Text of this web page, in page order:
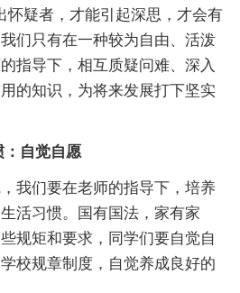
怀疑者，才能引起深思，才会有
们只有在一种较为自由、活泼
指导下，相互质疑问难、深入
的知识，为将来发展打下坚实
：自觉自愿
们要在老师的指导下，培养
活习惯。国有国法，家有家
规矩和要求，同学们要自觉自
校规章制度，自觉养成良好的